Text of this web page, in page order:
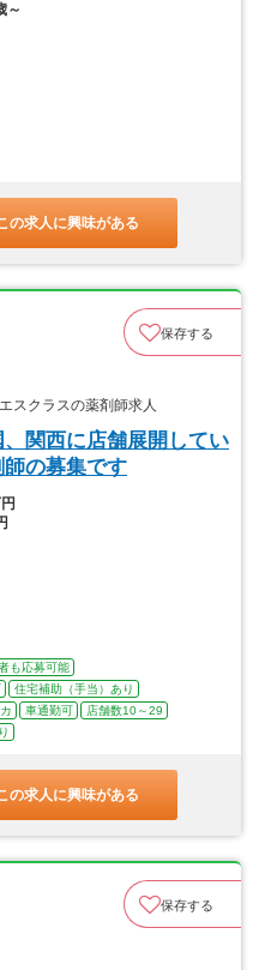
～
の求人に興味がある
保存する
スクラスの薬剤師求人
、関西に店舗展開してい
の募集です
も応募可能
住宅補助（手当）あり
車通勤可
店舗数10～29
の求人に興味がある
保存する